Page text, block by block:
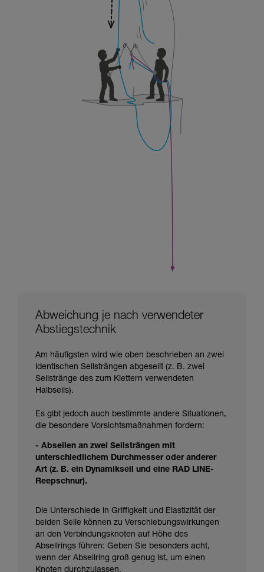
Abweichung je nach verwendeter
Abstiegstechnik
Am häufigsten wird wie oben beschrieben an zwei
identischen Seilsträngen abgeseilt (z. B. zwei
Seilstränge des zum Klettern verwendeten
Halbseils).
Es gibt jedoch auch bestimmte andere Situationen,
die besondere Vorsichtsmaßnahmen fordern:
- Abseilen an zwei Seilsträngen mit
unterschiedlichem Durchmesser oder anderer
Art (z. B. ein Dynamikseil und eine RAD LINE-
Reepschnur).
Die Unterschiede in Griffigkeit und Elastizität der
beiden Seile können zu Verschiebungswirkungen
an den Verbindungsknoten auf Höhe des
Abseilrings führen: Geben Sie besonders acht,
wenn der Abseilring groß genug ist, um einen
Knoten durchzulassen.